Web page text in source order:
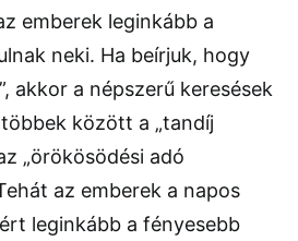
emberek leginkább a
neki. Ha beírjuk, hogy
akkor a népszerű keresések
között a „tandíj
„örökösödési adó
az emberek a napos
leginkább a fényesebb